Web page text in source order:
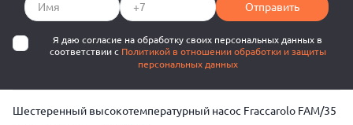
Отправить
Я даю согласие на обработку своих персональных данных в
соответствии с Политикой в отношении обработки и защиты
персональных данных
Шестеренный высокотемпературный насос Fraccarolo FAM/35